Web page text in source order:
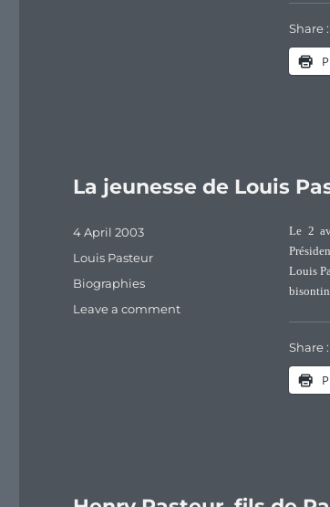
Share :
La jeunesse de Louis
Le 2
Louis
Share :
Posted
4 April 2003
Categories
Louis Pasteur
Tags
Biographies
Leave a commenton